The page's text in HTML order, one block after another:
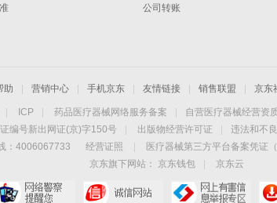
公司转账
助 营销中心 手机京东 友情链接 销售联盟 京东
ICP 药品医疗器械网络服务备案 自营医疗器械经营资
编号新出网证(京)字150号
出版物经营许可证
违法和不
：4006067733 经营证照 医疗器械第三方平台备案凭证
京东旗下网站：
京东钱包
京东云